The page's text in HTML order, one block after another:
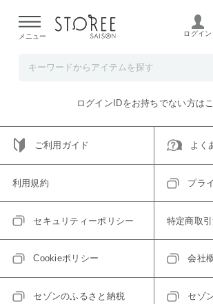
よる配送遅延が発生しております。
メニュー ログイン
ご指定のアイテムは取り扱い終了、また
トップへ戻る
ログインIDをお持ちでない方は
ご利用ガイド よく
利用規約 プラ
セキュリティーポリシー 特定商取
Cookieポリシー 会社
セゾンのふるさと納税 セゾ